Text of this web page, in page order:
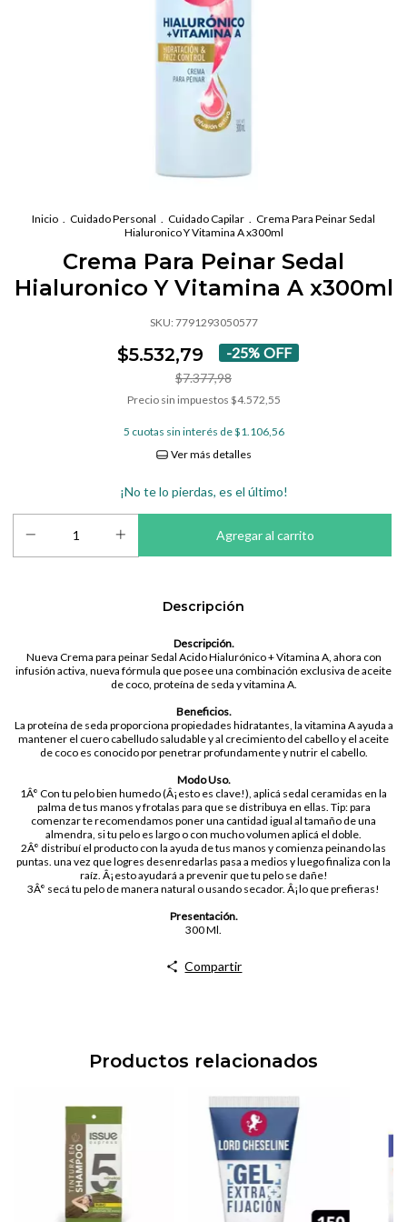
Inicio . Cuidado Personal . Cuidado Capilar . Crema Para Peinar Sedal
Hialuronico Y Vitamina A x300ml
Crema Para Peinar Sedal
Hialuronico Y Vitamina A x300ml
SKU: 7791293050577
$5.532,79 -25% OFF
$7.377,98
Precio sin impuestos $4.572,55
5 cuotas sin interés de$1.106,56
Ver más detalles
¡No te lo pierdas, es el último!
Descripción
Descripción.
Nueva Crema para peinar Sedal Acido Hialurónico + Vitamina A, ahora con
infusión activa, nueva fórmula que posee una combinación exclusiva de aceite
de coco, proteína de seda y vitamina A.
Beneficios.
La proteína de seda proporciona propiedades hidratantes, la vitamina A ayuda a
mantener el cuero cabelludo saludable y al crecimiento del cabello y el aceite
de coco es conocido por penetrar profundamente y nutrir el cabello.
Modo Uso.
1Â° Con tu pelo bien humedo (Â¡esto es clave!), aplicá sedal ceramidas en la
palma de tus manos y frotalas para que se distribuya en ellas. Tip: para
comenzar te recomendamos poner una cantidad igual al tamaño de una
almendra, si tu pelo es largo o con mucho volumen aplicá el doble.
2Â° distribuí el producto con la ayuda de tus manos y comienza peinando las
puntas. una vez que logres desenredarlas pasa a medios y luego finaliza con la
raíz. Â¡esto ayudará a prevenir que tu pelo se dañe!
3Â° secá tu pelo de manera natural o usando secador. Â¡lo que prefieras!
Presentación.
300 Ml.
Compartir
Productos relacionados